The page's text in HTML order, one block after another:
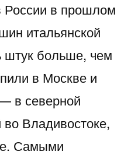
России в прошлом
итальянской
штук больше, чем
в Москве и
в северной
Владивостоке,
Самыми